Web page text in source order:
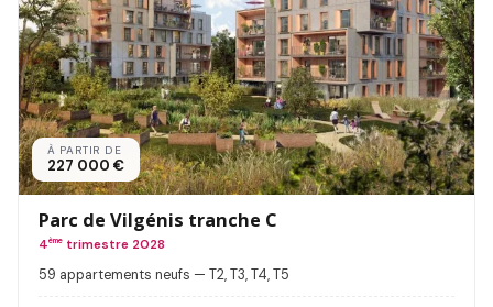
À PARTIR DE
227 000 €
Parc de Vilgénis tranche C
4ème trimestre 2028
59 appartements neufs — T2, T3, T4, T5